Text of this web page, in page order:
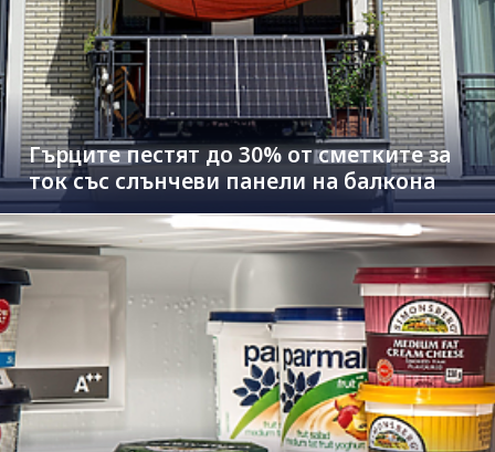
Гърците пестят до 30% от сметките за
ток със слънчеви панели на балкона